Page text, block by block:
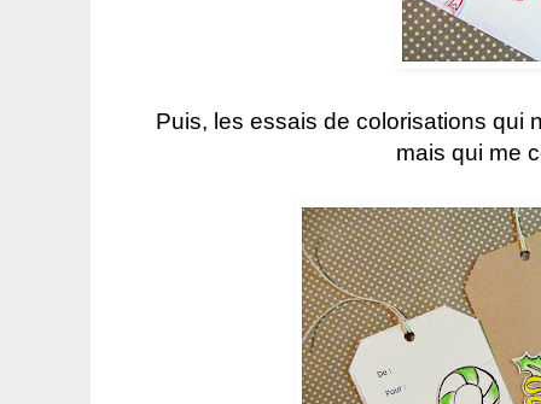
Puis, les essais de colorisations qui
mais qui me